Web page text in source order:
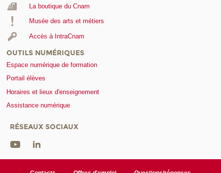
La boutique du Cnam
Musée des arts et métiers
Accès à IntraCnam
OUTILS NUMÉRIQUES
Espace numérique de formation
Portail élèves
Horaires et lieux d'enseignement
Assistance numérique
RÉSEAUX SOCIAUX